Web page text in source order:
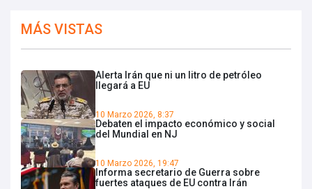
MÁS VISTAS
Alerta Irán que ni un litro de petróleo
llegará a EU
10 Marzo 2026, 8:37
Debaten el impacto económico y social
del Mundial en NJ
10 Marzo 2026, 19:47
Informa secretario de Guerra sobre
fuertes ataques de EU contra Irán